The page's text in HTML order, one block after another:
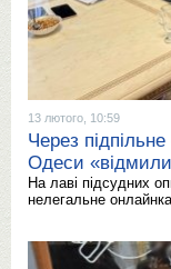
13 лютого, 10:59
Через
Одеси
На лаві підсудних
нелегальне